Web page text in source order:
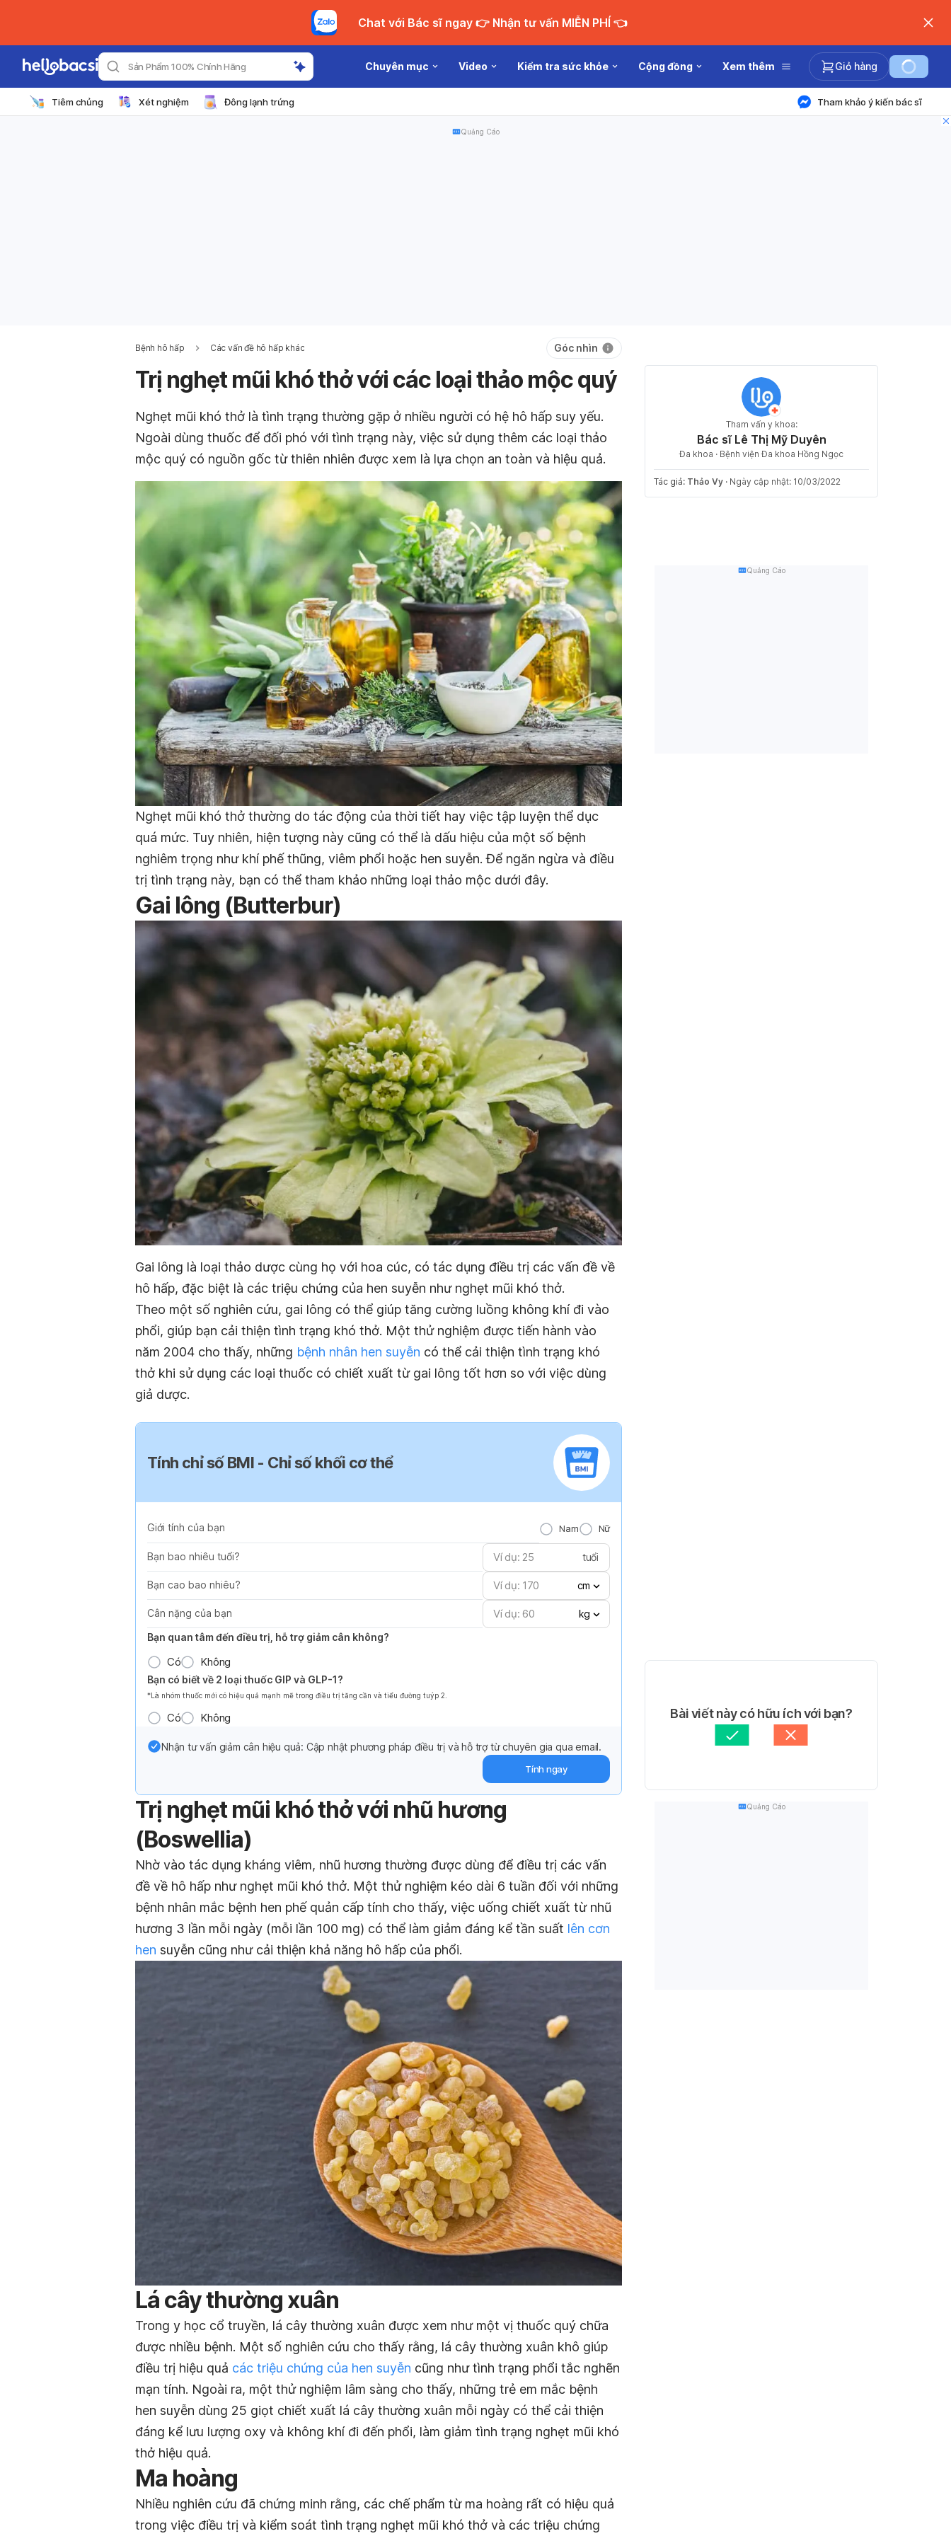
Chat với Bác sĩ ngay 👉 Nhận tư vấn MIỄN PHÍ 👈
Sản Phẩm 100% Chính Hãng Chuyên mục Video Kiểm tra sức khỏe Cộng đồng Xem thêm Giỏ hàng
Tiêm chủng Xét nghiệm Đông lạnh trứng Tham khảo ý kiến bác sĩ
Quảng Cáo
Bệnh hô hấp Các vấn đề hô hấp khác Góc nhìn
Trị nghẹt mũi khó thở với các loại thảo mộc quý
Nghẹt mũi khó thở là tình trạng thường gặp ở nhiều người có hệ hô hấp suy yếu.
Ngoài dùng thuốc để đối phó với tình trạng này, việc sử dụng thêm các loại thảo
mộc quý có nguồn gốc từ thiên nhiên được xem là lựa chọn an toàn và hiệu quả.
Nghẹt mũi khó thở thường do tác động của thời tiết hay việc tập luyện thể dục
quá mức. Tuy nhiên, hiện tượng này cũng có thể là dấu hiệu của một số bệnh
nghiêm trọng như khí phế thũng, viêm phổi hoặc hen suyễn. Để ngăn ngừa và điều
trị tình trạng này, bạn có thể tham khảo những loại thảo mộc dưới đây.
Gai lông (Butterbur)
Gai lông là loại thảo dược cùng họ với hoa cúc, có tác dụng điều trị các vấn đề về
hô hấp, đặc biệt là các triệu chứng của hen suyễn như nghẹt mũi khó thở.
Theo một số nghiên cứu, gai lông có thể giúp tăng cường luồng không khí đi vào
phổi, giúp bạn cải thiện tình trạng khó thở. Một thử nghiệm được tiến hành vào
năm 2004 cho thấy, những bệnh nhân hen suyễn có thể cải thiện tình trạng khó
thở khi sử dụng các loại thuốc có chiết xuất từ gai lông tốt hơn so với việc dùng
giả dược.
Tính chỉ số BMI - Chỉ số khối cơ thể
Giới tính của bạn Nam Nữ
Bạn bao nhiêu tuổi? tuổi
Bạn cao bao nhiêu? cm
Cân nặng của bạn
kg
Bạn quan tâm đến điều trị, hỗ trợ giảm cân không?
Có Không
Bạn có biết về 2 loại thuốc GIP và GLP-1?
*Là nhóm thuốc mới có hiệu quả mạnh mẽ trong điều trị tăng cần và tiểu đường tuýp 2.
Có Không
Nhận tư vấn giảm cân hiệu quả: Cập nhật phương pháp điều trị và hỗ trợ từ chuyên gia qua email.
Tính ngay
Trị nghẹt mũi khó thở với nhũ hương
(Boswellia)
Nhờ vào tác dụng kháng viêm, nhũ hương thường được dùng để điều trị các vấn
đề về hô hấp như nghẹt mũi khó thở. Một thử nghiệm kéo dài 6 tuần đối với những
bệnh nhân mắc bệnh hen phế quản cấp tính cho thấy, việc uống chiết xuất từ nhũ
hương 3 lần mỗi ngày (mỗi lần 100 mg) có thể làm giảm đáng kể tần suất lên cơn
hen suyễn cũng như cải thiện khả năng hô hấp của phổi.
Lá cây thường xuân
Trong y học cổ truyền, lá cây thường xuân được xem như một vị thuốc quý chữa
được nhiều bệnh. Một số nghiên cứu cho thấy rằng, lá cây thường xuân khô giúp
điều trị hiệu quả các triệu chứng của hen suyễn cũng như tình trạng phổi tắc nghẽn
mạn tính. Ngoài ra, một thử nghiệm lâm sàng cho thấy, những trẻ em mắc bệnh
hen suyễn dùng 25 giọt chiết xuất lá cây thường xuân mỗi ngày có thể cải thiện
đáng kể lưu lượng oxy và không khí đi đến phổi, làm giảm tình trạng nghẹt mũi khó
thở hiệu quả.
Ma hoàng
Nhiều nghiên cứu đã chứng minh rằng, các chế phẩm từ ma hoàng rất có hiệu quả
trong việc điều trị và kiểm soát tình trạng nghẹt mũi khó thở và các triệu chứng
Tham vấn y khoa:
Bác sĩ Lê Thị Mỹ Duyên
Đa khoa · Bệnh viện Đa khoa Hồng Ngọc
Tác giả: Thảo Vy · Ngày cập nhật: 10/03/2022
Quảng Cáo
Bài viết này có hữu ích với bạn?
Quảng Cáo